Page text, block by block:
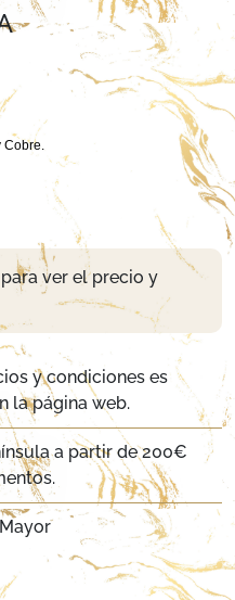
para ver el precio y
y condiciones es
la página web.
a partir de 200€